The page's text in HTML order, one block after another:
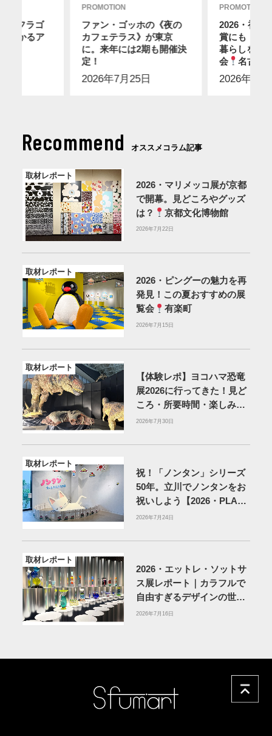
・フラゴ
わかるア
PROMOTION
ファン・ゴッホの《夜の
カフェテラス》が東京
に。来年には2期も開催決
定！
2026年7月25日
PROMOTION
2026・初め
賞にも！ス
暮らしを感
会
名古屋
2026年7月
Recommend オススメコラム記事
取材レポート
2026・マリメッコ展が京都
で開幕。見どころやグッズ
は？
京都文化博物館
2026年7月22日
取材レポート
2026・ピングーの魅力を再
発見！この夏おすすめの展
覧会
有楽町
2026年7月15日
取材レポート
【体験レポ】ヨコハマ恐竜
展2026に行ってきた！見ど
ころ・所要時間・楽しみ方
を紹介
2026年7月30日
取材レポート
祝！「ノンタン」シリーズ
50年。立川でノンタンをお
祝いしよう【2026・PLAY!
MUSEUM】
2026年7月24日
取材レポート
2026・エットレ・ソットサ
ス展レポート｜カラフルで
自由すぎるデザインの世界
を体験
2026年7月16日